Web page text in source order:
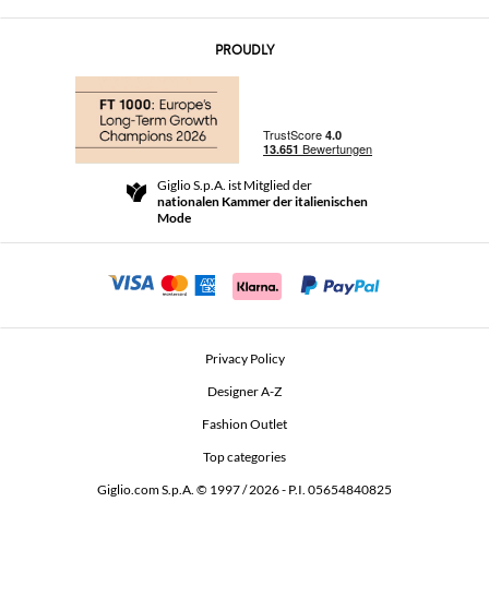
Community Store
Beauty Seekers VIP Club
Rückgabe und Rückerstattungen
Geschäftsbedingungen
For a safe shopping experience
Security Communication
PROUDLY
Giglio S.p.A. ist Mitglied der
nationalen Kammer der italienischen
Mode
Privacy Policy
Designer A-Z
Fashion Outlet
Top categories
Giglio.com S.p.A. © 1997 / 2026 - P.I. 05654840825